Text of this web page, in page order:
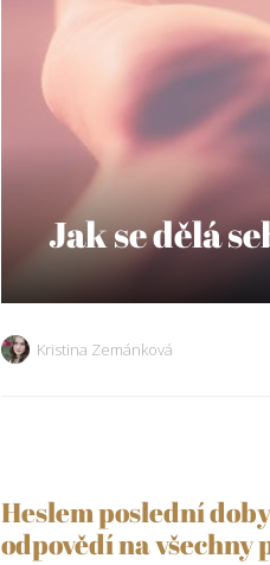
Jak se dělá
Kristina Zemánková
Heslem poslední
odpovědí na všechny